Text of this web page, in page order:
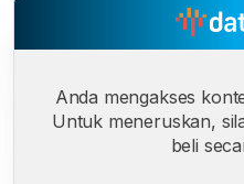
Anda mengakses
Untuk meneruskan,
beli